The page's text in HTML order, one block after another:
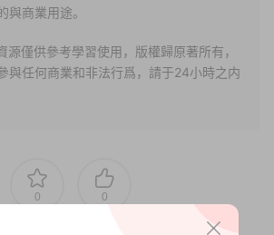
與商業用途。
源僅供參考學習使用，版權歸原著所有，
與任何商業和非法行爲，請于24小時之内
0 0